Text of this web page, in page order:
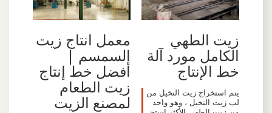
زيت الطهي
الكامل مورد آلة
خط الإنتاج
يتم استخراج زيت النخيل من
لب زيت النخيل ، وهو واحد
معمل انتاج زيت
السمسم |
أفضل خط إنتاج
زيت الطعام
لمصنع الزيت